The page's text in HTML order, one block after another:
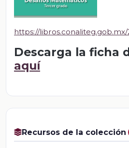
https://
Descarga la ficha
aquí
Recursos de la colección